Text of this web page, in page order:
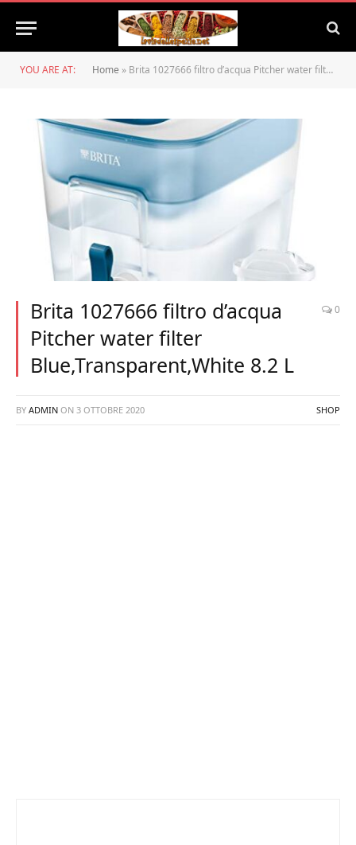
YOU ARE AT: Home » Brita 1027666 filtro d’acqua Pitcher water filter Blue,Transparent,White 8.2 L
Brita 1027666 filtro d’acqua
Pitcher water filter
Blue,Transparent,White 8.2 L
0
BY ADMIN ON 3 OTTOBRE 2020 SHOP